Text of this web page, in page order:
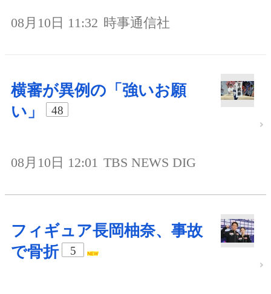
08月10日 11:32 時事通信社
横審が異例の「強いお願
い」
48
08月10日 12:01 TBS NEWS DIG
フィギュア長岡柚奈、事故
で骨折
5